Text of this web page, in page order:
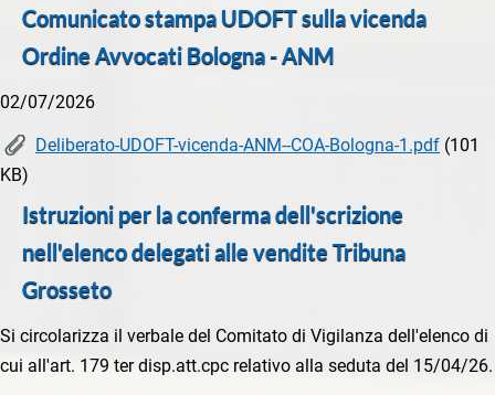
Comunicato stampa UDOFT sulla vicenda
Ordine Avvocati Bologna - ANM
02/07/2026
Deliberato-UDOFT-vicenda-ANM--COA-Bologna-1.pdf (101
KB)
Istruzioni per la conferma dell'scrizione
nell'elenco delegati alle vendite Tribuna
Grosseto
Si circolarizza il verbale del Comitato di Vigilanza dell'elenco di
cui all'art. 179 ter disp.att.cpc relativo alla seduta del 15/04/26.